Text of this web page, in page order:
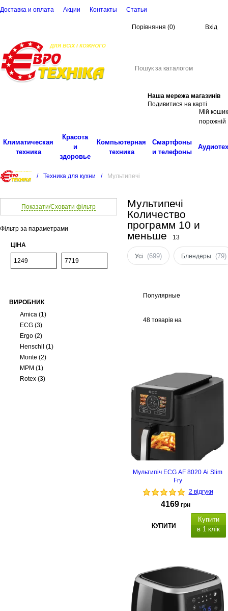
Доставка и оплата Акции Контакты Cтатьи
Порівняння (0) Вхід
Наша мережа магазинів
Подивитися на карті
Мій кошик
порожній
Климатическая
техника
Красота
и
здоровье
Компьютерная
техника
Смартфоны
и телефоны
/ Техника для кухни / Мультипечі
Показати/Сховати фільтр
Фільтр за параметрами
ЦІНА
ВИРОБНИК
Amica (1)
ECG (3)
Ergo (2)
Henschll
(1)
Monte (2)
MPM (1)
Rotex (3)
Мультипечі
Количество
программ 10 и
меньше
13
Усі (699) Блендеры (79)
Популярные
48 товарів на
Мультипіч ECG AF 8020 Ai Slim
Fry
2 відгуки
4169 грн
КУПИТИ
Купити
в 1 клік